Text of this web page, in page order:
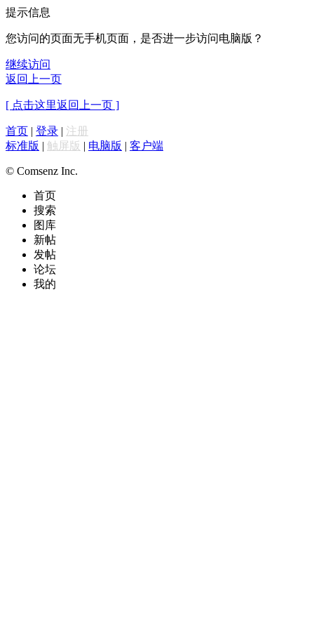
提示信息
您访问的页面无手机页面，是否进一步访问电脑版？
继续访问
返回上一页
[ 点击这里返回上一页 ]
首页 | 登录 | 注册
标准版 | 触屏版 | 电脑版 | 客户端
© Comsenz Inc.
首页
搜索
图库
新帖
发帖
论坛
我的